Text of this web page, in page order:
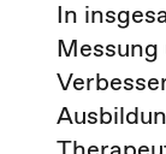
In